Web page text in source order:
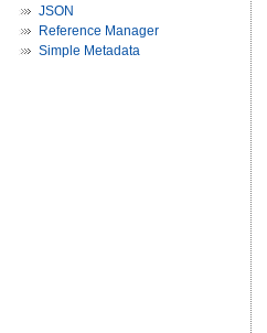
JSON
Reference Manager
Simple Metadata